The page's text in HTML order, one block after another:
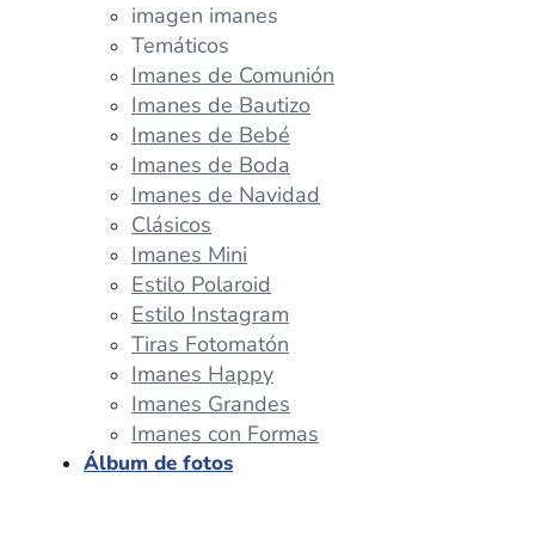
imagen imanes
Temáticos
Imanes de Comunión
Imanes de Bautizo
Imanes de Bebé
Imanes de Boda
Imanes de Navidad
Clásicos
Imanes Mini
Estilo Polaroid
Estilo Instagram
Tiras Fotomatón
Imanes Happy
Imanes Grandes
Imanes con Formas
Álbum de fotos